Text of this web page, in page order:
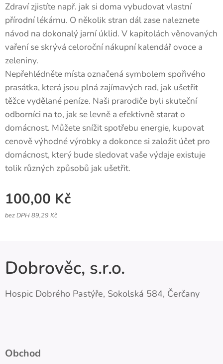
Zdraví zjistíte např. jak si doma vybudovat vlastní
přírodní lékárnu. O několik stran dál zase naleznete
návod na dokonalý jarní úklid. V kapitolách věnovaných
vaření se skrývá celoroční nákupní kalendář ovoce a
zeleniny.
Nepřehlédněte místa označená symbolem spořivého
prasátka, která jsou plná zajímavých rad, jak ušetřit
těžce vydělané peníze. Naši prarodiče byli skuteční
odborníci na to, jak se levně a efektivně starat o
domácnost. Můžete snížit spotřebu energie, kupovat
cenově výhodné výrobky a dokonce si založit účet pro
domácnost, který bude sledovat vaše výdaje existuje
tolik různých způsobů jak ušetřit.
100,00 Kč
bez DPH 89,29 Kč
Dobrověc, s.r.o.
Hospic Dobrého Pastýře, Sokolská 584, Čerčany
Obchod